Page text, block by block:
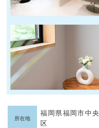
所在地
福岡県福岡市中央
区